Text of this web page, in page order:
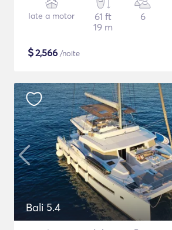
Iate a motor
61 ft
19 m
6
$2,566 /noite
Bali 5.4